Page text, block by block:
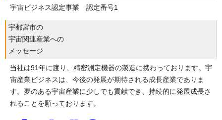
宇宙ビジネス認定事業 認定番号1
宇都宮市の
宇宙関連産業への
メッセージ
当社は91年に渡り、精密測定機器の製造に携わっております。宇
宙産業ビジネスは、今後の発展が期待される成長産業でありま
す。夢のある宇宙産業に少しでも貢献でき、持続的に発展成長さ
れることを願っております。